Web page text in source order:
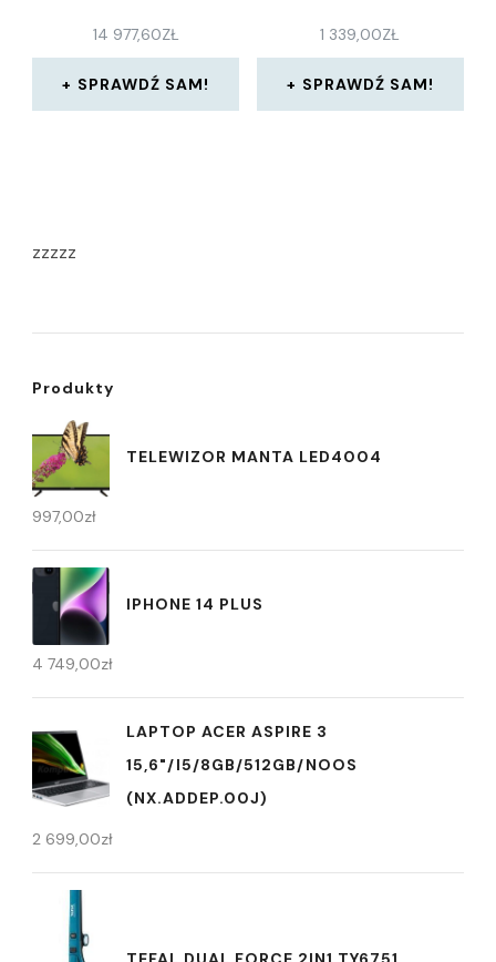
14 977,60ZŁ
SPRAWDŹ SAM!
1 339,00ZŁ
SPRAWDŹ SAM!
zzzzz
Produkty
TELEWIZOR MANTA LED4004
997,00zł
IPHONE 14 PLUS
4 749,00zł
LAPTOP ACER ASPIRE 3
15,6"/I5/8GB/512GB/NOOS
(NX.ADDEP.00J)
2 699,00zł